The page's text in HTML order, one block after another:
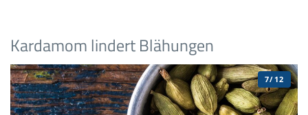
Kardamom lindert Blähungen
7/12